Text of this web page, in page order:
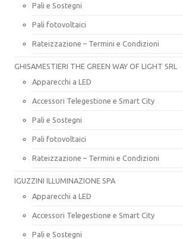
Pali e Sostegni
Pali fotovoltaici
Rateizzazione – Termini e Condizioni
GHISAMESTIERI THE GREEN WAY OF LIGHT SRL
Apparecchi a LED
Accessori Telegestione e Smart City
Pali e Sostegni
Pali fotovoltaici
Rateizzazione – Termini e Condizioni
IGUZZINI ILLUMINAZIONE SPA
Apparecchi a LED
Accessori Telegestione e Smart City
Pali e Sostegni